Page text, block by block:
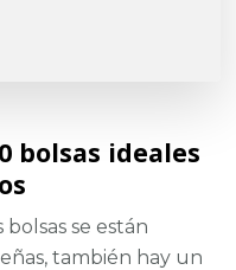
bolsas ideales
se están
también hay un